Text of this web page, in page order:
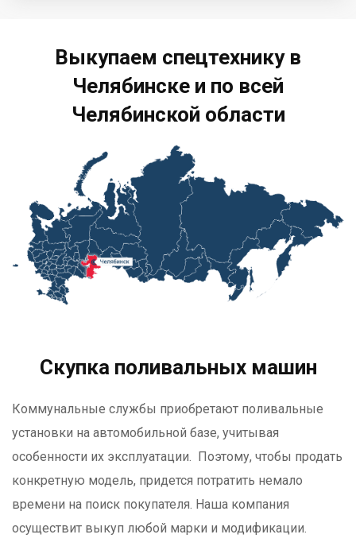
Выкупаем спецтехнику в
Челябинске и по всей
Челябинской области
Скупка поливальных машин
Коммунальные службы приобретают поливальные
установки на автомобильной базе, учитывая
особенности их эксплуатации. Поэтому, чтобы продать
конкретную модель, придется потратить немало
времени на поиск покупателя. Наша компания
осуществит выкуп любой марки и модификации.